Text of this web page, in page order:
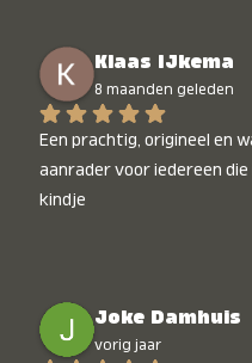
Klaas IJkema
8 maanden geleden
Een prachtig, origineel en
aanrader voor iedereen
kindje
Joke Damhuis
vorig jaar